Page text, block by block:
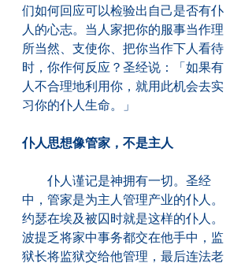
们如何回应可以检验出自己是否有仆
人的心志。当人家把你的服事当作理
所当然、支使你、把你当作下人看待
时，你作何反应？圣经说：「如果有
人不合理地利用你，就用此机会去实
习你的仆人生命。」
仆人思想像管家，不是主人
仆人谨记是神拥有一切。圣经
中，管家是为主人管理产业的仆人。
约瑟在埃及被囚时就是这样的仆人。
波提乏将家中事务都交在他手中，监
狱长将监狱交给他管理，最后连法老